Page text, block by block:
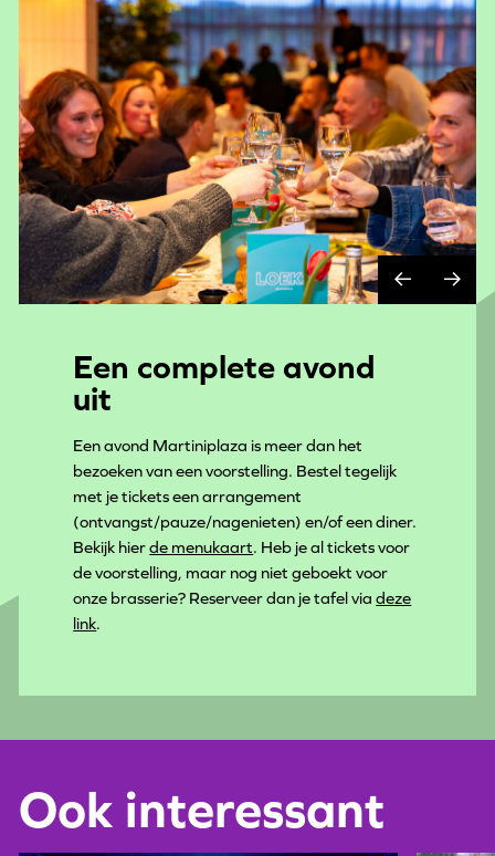
Een complete avond
uit
Een avond Martiniplaza is meer dan het
bezoeken van een voorstelling. Bestel tegelijk
met je tickets een arrangement
(ontvangst/pauze/nagenieten) en/of een diner.
Bekijk hierde menukaart. Heb je al tickets voor
de voorstelling, maar nog niet geboekt voor
onze brasserie? Reserveer dan je tafel viadeze
link.
Ook interessant